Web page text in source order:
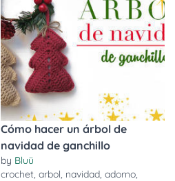
Cómo hacer un árbol de
navidad de ganchillo
by Bluü
crochet, arbol, navidad, adorno,